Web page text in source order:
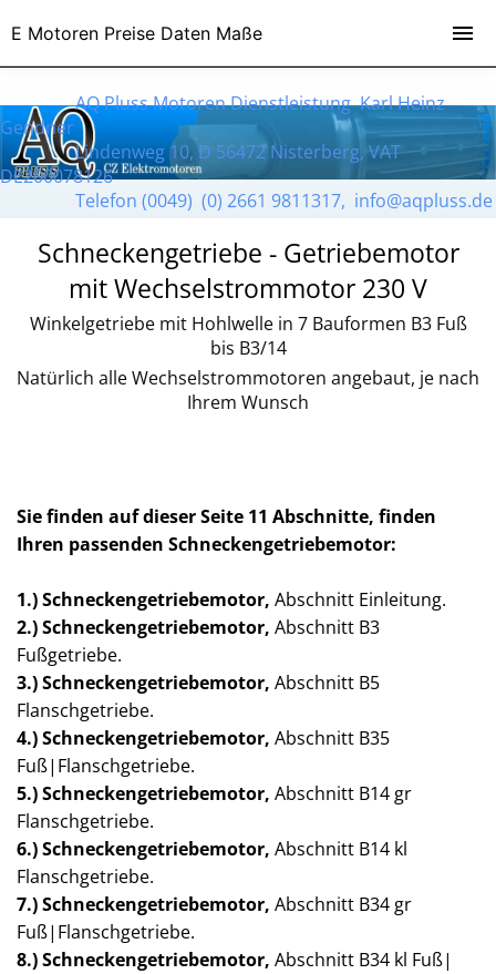
AQ Pluss Motoren Dienstleistung Karl Heinz
Gendner
Lindenweg 10, D 56472 Nisterberg, VAT
DE200078126
Telefon (0049) (0) 2661 9811317, info@aqpluss.de
Schneckengetriebe - Getriebemotor
mit Wechselstrommotor 230 V
Winkelgetriebe mit Hohlwelle in 7 Bauformen B3 Fuß
bis B3/14
Natürlich alle Wechselstrommotoren angebaut, je nach
Ihrem Wunsch
Sie finden auf dieser Seite 11 Abschnitte, finden
Ihren passenden Schneckengetriebemotor:
1.) Schneckengetriebemotor, Abschnitt Einleitung.
2.) Schneckengetriebemotor, Abschnitt B3
Fußgetriebe.
3.)Schneckengetriebemotor, Abschnitt B5
Flanschgetriebe.
4.)Schneckengetriebemotor, Abschnitt B35
Fuß|Flanschgetriebe.
5.)Schneckengetriebemotor, Abschnitt B14 gr
Flanschgetriebe.
6.)Schneckengetriebemotor, Abschnitt B14 kl
Flanschgetriebe.
7.)Schneckengetriebemotor, Abschnitt B34 gr
Fuß|Flanschgetriebe.
8.)Schneckengetriebemotor, Abschnitt B34 kl Fuß|
E Motoren Preise Daten Maße